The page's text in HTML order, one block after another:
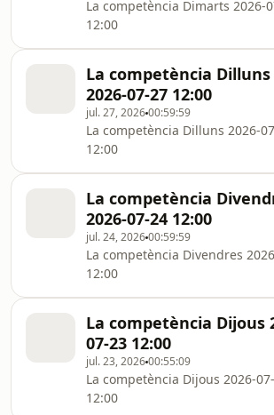
La competència Dimarts 2026-
12:00
La competència Dilluns
2026-07-27 12:00
jul. 27, 202600:59:59
La competència Dilluns 2026-
12:00
La competència
2026-07-24 12:00
jul. 24, 202600:59:59
La competència Divendres
12:00
La competència Dijous
07-23 12:00
jul. 23, 202600:55:09
La competència Dijous 2026-
12:00